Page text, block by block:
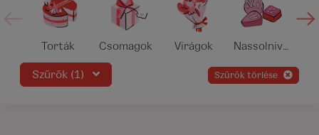
Torták Csomagok Virágok
Szűrők (1) szűrők törlése